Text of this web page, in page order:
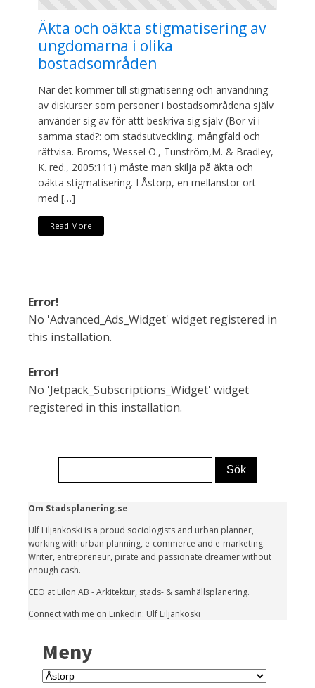
Äkta och oäkta stigmatisering av
ungdomarna i olika
bostadsområden
När det kommer till stigmatisering och användning
av diskurser som personer i bostadsområdena själv
använder sig av för attt beskriva sig själv (Bor vi i
samma stad?: om stadsutveckling, mångfald och
rättvisa. Broms, Wessel O., Tunström,M. & Bradley,
K. red., 2005:111) måste man skilja på äkta och
oäkta stigmatisering. I Åstorp, en mellanstor ort
med […]
Read More
Error!
No 'Advanced_Ads_Widget' widget registered in
this installation.
Error!
No 'Jetpack_Subscriptions_Widget' widget
registered in this installation.
Om Stadsplanering.se
Ulf Liljankoski is a proud sociologists and urban planner,
working with urban planning, e-commerce and e-marketing.
Writer, entrepreneur, pirate and passionate dreamer without
enough cash.
CEO at Lilon AB - Arkitektur, stads- & samhällsplanering.
Connect with me on LinkedIn: Ulf Liljankoski
Meny
Meny